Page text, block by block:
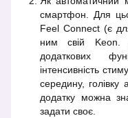
смартфон. Для
Feel Connect (є
ним свій Keon.
додаткових
інтенсивність
середину,
додатку можна
задати своє.